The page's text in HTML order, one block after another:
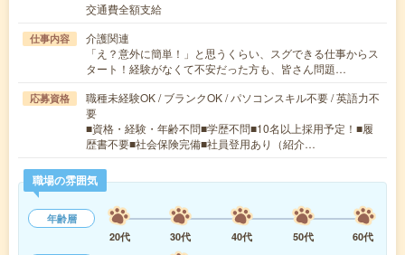
交通費全額支給
仕事内容
介護関連
「え？意外に簡単！」と思うくらい、スグできる仕事からス
タート！経験がなくて不安だった方も、皆さん問題…
応募資格
職種未経験OK / ブランクOK / パソコンスキル不要 / 英語力不
要
■資格・経験・年齢不問■学歴不問■10名以上採用予定！■履
歴書不要■社会保険完備■社員登用あり（紹介…
職場の雰囲気
年齢層
20代
30代 40代 50代
60代